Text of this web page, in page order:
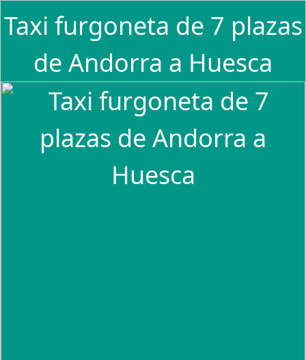
Taxi furgoneta de 7 plazas
de Andorra a Huesca